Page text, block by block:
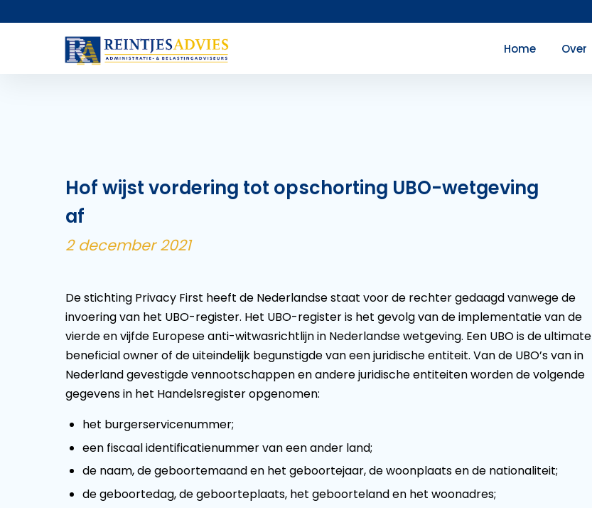
Home Over
Hof wijst vordering tot opschorting UBO-wetgeving
af
2 december 2021
De stichting Privacy First heeft de Nederlandse staat voor de rechter gedaagd vanwege de
invoering van het UBO-register. Het UBO-register is het gevolg van de implementatie van de
vierde en vijfde Europese anti-witwasrichtlijn in Nederlandse wetgeving. Een UBO is de ultimate
beneficial owner of de uiteindelijk begunstigde van een juridische entiteit. Van de UBO’s van in
Nederland gevestigde vennootschappen en andere juridische entiteiten worden de volgende
gegevens in het Handelsregister opgenomen:
het burgerservicenummer;
een fiscaal identificatienummer van een ander land;
de naam, de geboortemaand en het geboortejaar, de woonplaats en de nationaliteit;
de geboortedag, de geboorteplaats, het geboorteland en het woonadres;